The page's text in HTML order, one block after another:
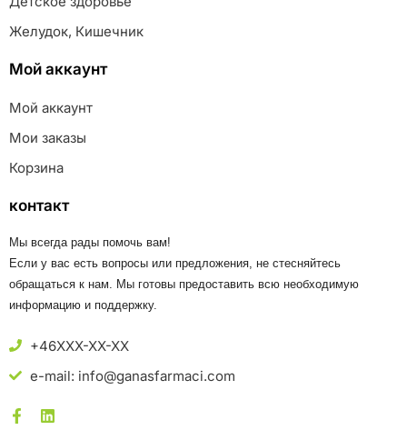
Желудок, Кишечник
Мой аккаунт
Мой аккаунт
Мои заказы
Корзина
контакт
Мы всегда рады помочь вам!
Если у вас есть вопросы или предложения, не стесняйтесь
обращаться к нам. Мы готовы предоставить всю необходимую
информацию и поддержку.
+46XXX-XX-XX
e-mail: info@ganasfarmaci.com